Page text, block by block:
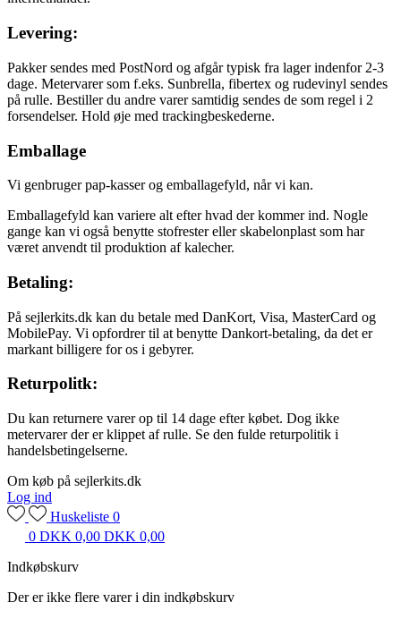
Levering:
Pakker sendes med PostNord og afgår typisk fra lager indenfor 2-3
dage. Metervarer som f.eks. Sunbrella, fibertex og rudevinyl sendes
på rulle. Bestiller du andre varer samtidig sendes de som regel i 2
forsendelser. Hold øje med trackingbeskederne.
Emballage
Vi genbruger pap-kasser og emballagefyld, når vi kan.
Emballagefyld kan variere alt efter hvad der kommer ind. Nogle
gange kan vi også benytte stofrester eller skabelonplast som har
været anvendt til produktion af kalecher.
Betaling:
På sejlerkits.dk kan du betale med DanKort, Visa, MasterCard og
MobilePay. Vi opfordrer til at benytte Dankort-betaling, da det er
markant billigere for os i gebyrer.
Returpolitk:
Du kan returnere varer op til 14 dage efter købet. Dog ikke
metervarer der er klippet af rulle. Se den fulde returpolitik i
handelsbetingelserne.
Om køb på sejlerkits.dk
Log ind
Huskeliste 0
0 DKK 0,00 DKK 0,00
Indkøbskurv
Der er ikke flere varer i din indkøbskurv